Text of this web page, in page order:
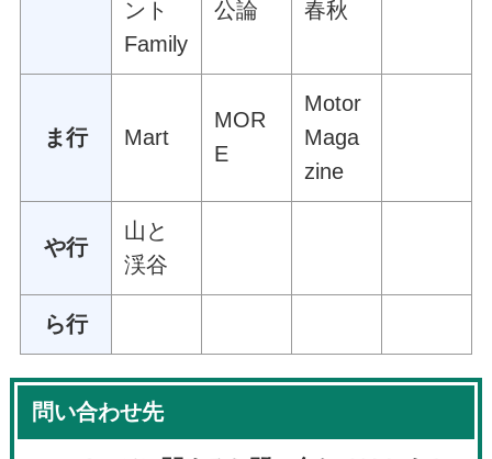
ント
Family
公論 春秋
ま行 Mart
MOR
E
Motor
Maga
zine
や行
山と
渓谷
ら行
問い合わせ先